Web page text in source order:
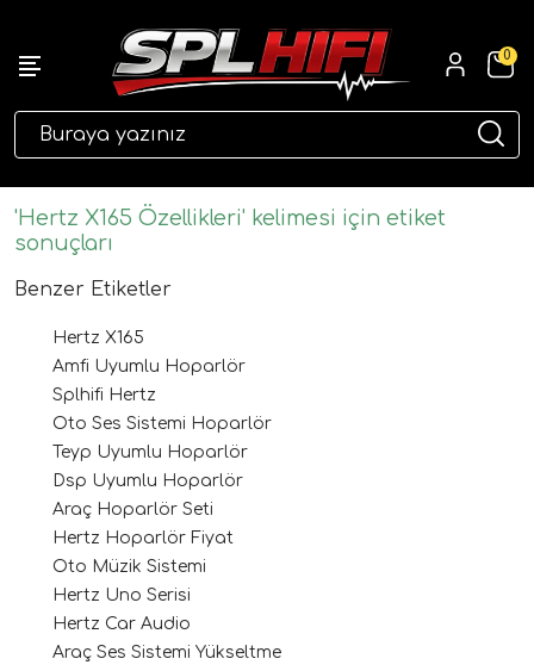
0
'Hertz X165 Özellikleri' kelimesi için etiket
sonuçları
Benzer Etiketler
Hertz X165
Amfi Uyumlu Hoparlör
Splhifi Hertz
Oto Ses Sistemi Hoparlör
Teyp Uyumlu Hoparlör
Dsp Uyumlu Hoparlör
Araç Hoparlör Seti
Hertz Hoparlör Fiyat
Oto Müzik Sistemi
Hertz Uno Serisi
Hertz Car Audio
Araç Ses Sistemi Yükseltme